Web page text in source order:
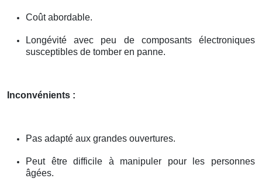
Coût abordable.
Longévité avec peu de composants électroniques
susceptibles de tomber en panne.
Inconvénients :
Pas adapté aux grandes ouvertures.
Peut être difficile à manipuler pour les personnes
âgées.